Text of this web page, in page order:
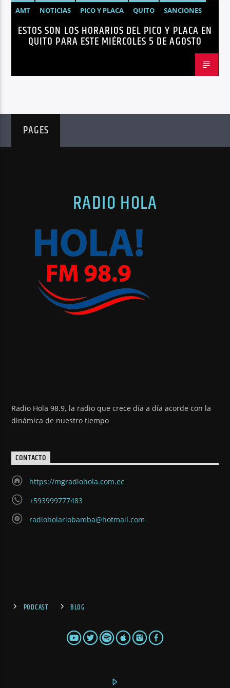
AMT NOTICIAS PICO Y PLACA QUITO SANCIONES
ESTOS SON LOS HORARIOS DEL PICO Y PLACA EN
QUITO PARA ESTE MIÉRCOLES 5 DE AGOSTO
PAGES
RADIO HOLA
Radio Hola 98.9, la radio que crece día a día acorde con la
dinámica de nuestro tiempo
CONTACTO
https://mgradiohola.com.ec
+593999777483
radioholariobamba@hotmail.com
PODCAST BLOG